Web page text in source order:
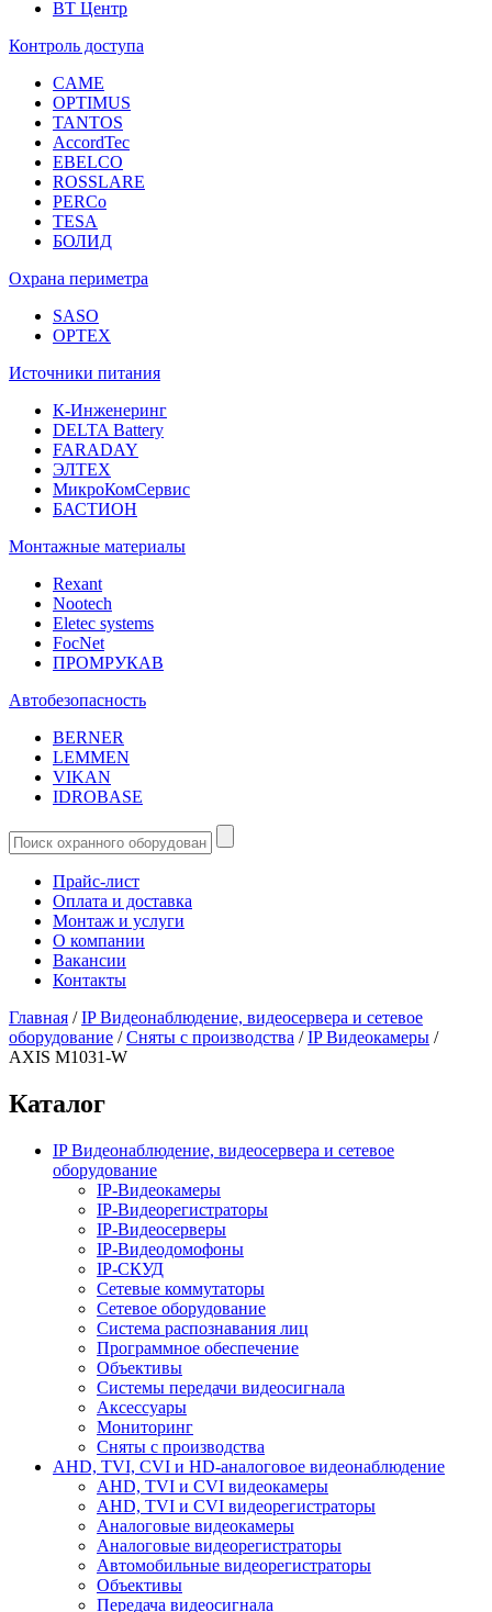
ВТ Центр
Контроль доступа
CAME
OPTIMUS
TANTOS
AccordTec
EBELCO
ROSSLARE
PERCo
TESA
БОЛИД
Охрана периметра
SASO
OPTEX
Источники питания
К-Инженеринг
DELTA Battery
FARADAY
ЭЛТЕХ
МикроКомСервис
БАСТИОН
Монтажные материалы
Rexant
Nootech
Eletec systems
FocNet
ПРОМРУКАВ
Автобезопасность
BERNER
LEMMEN
VIKAN
IDROBASE
Прайс-лист
Оплата и доставка
Монтаж и услуги
О компании
Вакансии
Контакты
Главная /IP Видеонаблюдение, видеосервера и сетевое
оборудование /Сняты с производства /IP Видеокамеры /
AXIS M1031-W
Каталог
IP Видеонаблюдение, видеосервера и сетевое
оборудование
IP-Видеокамеры
IP-Видеорегистраторы
IP-Видеосерверы
IP-Видеодомофоны
IP-СКУД
Сетевые коммутаторы
Сетевое оборудование
Система распознавания лиц
Программное обеспечение
Объективы
Системы передачи видеосигнала
Аксессуары
Мониторинг
Сняты с производства
AHD, TVI, CVI и HD-аналоговое видеонаблюдение
AHD, TVI и CVI видеокамеры
AHD, TVI и CVI видеорегистраторы
Аналоговые видеокамеры
Аналоговые видеорегистраторы
Автомобильные видеорегистраторы
Объективы
Передача видеосигнала